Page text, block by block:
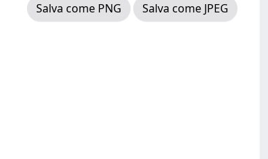
Salva come PNG
Salva come JPEG